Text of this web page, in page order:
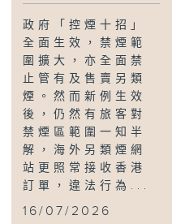
政府「控煙十招」
全面生效，禁煙範
圍擴大，亦全面禁
止管有及售賣另類
煙。然而新例生效
後，仍然有旅客對
禁煙區範圍一知半
解，海外另類煙網
站更照常接收香港
訂單，違法行為...
16/07/2026